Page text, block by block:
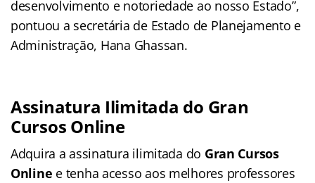
desenvolvimento e notoriedade ao nosso Estado”,
pontuou a secretária de Estado de Planejamento e
Administração, Hana Ghassan.
Assinatura Ilimitada do Gran
Cursos Online
Adquira a assinatura ilimitada do Gran Cursos
Online e tenha acesso aos melhores professores